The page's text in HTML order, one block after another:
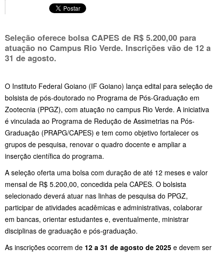
Seleção oferece bolsa CAPES de R$ 5.200,00 para
atuação no Campus Rio Verde. Inscrições vão de 12 a
31 de agosto.
O Instituto Federal Goiano (IF Goiano) lança edital para seleção de
bolsista de pós-doutorado no Programa de Pós-Graduação em
Zootecnia (PPGZ), com atuação no campus Rio Verde. A iniciativa
é vinculada ao Programa de Redução de Assimetrias na Pós-
Graduação (PRAPG/CAPES) e tem como objetivo fortalecer os
grupos de pesquisa, renovar o quadro docente e ampliar a
inserção científica do programa.
A seleção oferta uma bolsa com duração de até 12 meses e valor
mensal de R$ 5.200,00, concedida pela CAPES. O bolsista
selecionado deverá atuar nas linhas de pesquisa do PPGZ,
participar de atividades acadêmicas e administrativas, colaborar
em bancas, orientar estudantes e, eventualmente, ministrar
disciplinas de graduação e pós-graduação.
As inscrições ocorrem de 12 a 31 de agosto de 2025 e devem ser